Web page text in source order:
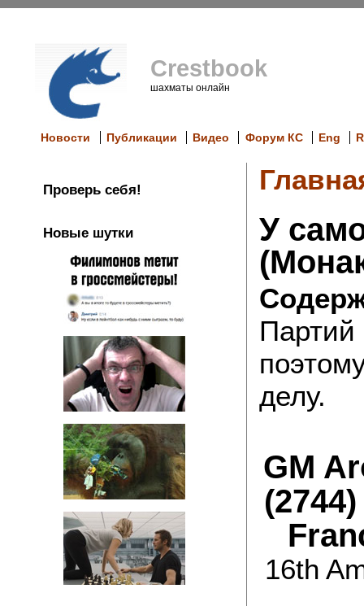
Crestbook
шахматы онлайн
Новости Публикации Видео Форум КС Eng
Проверь себя!
Новые шутки
У
Партий
делу.
GM
16th